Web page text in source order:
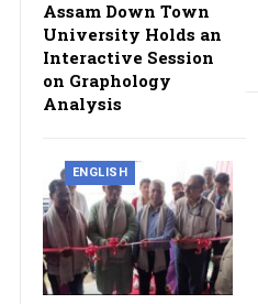
Assam Down Town
University Holds an
Interactive Session
on Graphology
Analysis
ENGLISH